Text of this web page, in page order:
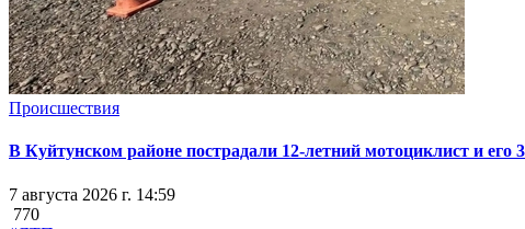
Происшествия
В Куйтунском районе пострадали 12-летний мотоциклист и его
7 августа 2026 г. 14:59
770